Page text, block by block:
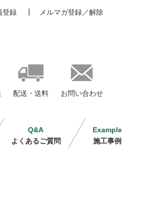
登録 メルマガ登録／解除
配送・送料 お問い合わせ
Q&A
よくあるご質問
Example
施工事例